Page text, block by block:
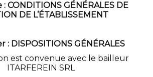
: CONDITIONS GÉNÉRALES DE
DE L’ÉTABLISSEMENT
: DISPOSITIONS GÉNÉRALES
est convenue avec le bailleur
ITARFEREIN SRL